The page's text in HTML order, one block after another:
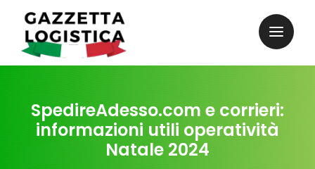
content
SpedireAdesso.com e corrieri:
informazioni utili operatività
Natale 2024